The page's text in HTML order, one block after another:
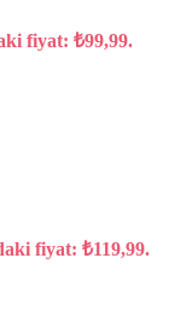
fiyat: ₺99,99.
fiyat: ₺119,99.